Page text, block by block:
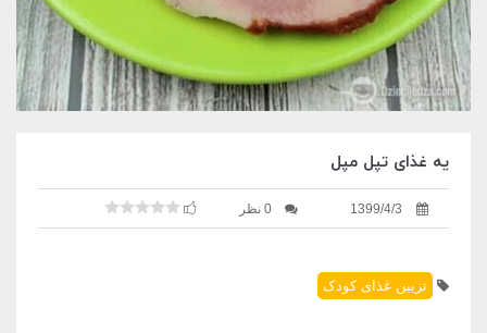
یه غذای تپل مپل
1399/4/3 0 نظر
تزیین غذای کودک